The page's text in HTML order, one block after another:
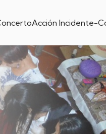
Acción Incidente-